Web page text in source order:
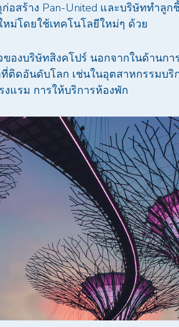
สร้าง Pan-United และบริษัททำลูก
หม่โดยใช้เทคโนโลยีใหม่ๆ ด้วย
องบริษัทสิงคโปร์ นอกจากในด้านก
ติดอันดับโลก เช่นในอุตสาหกรรมบริ
งแรม การให้บริการห้องพัก